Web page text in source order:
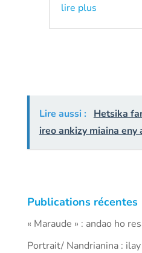
lire plus
Lire aussi : Hetsika
ireo ankizy miaina eny
Publications récentes
« Maraude » : andao ho
Portrait/ Nandrianina :